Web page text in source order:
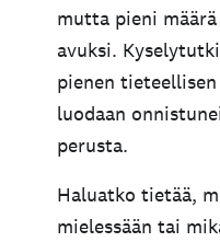
mutta pieni
avuksi.
pienen
luodaan
perusta.
Haluatko tietää,
mielessään tai